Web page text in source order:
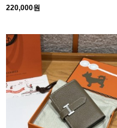
220,000원